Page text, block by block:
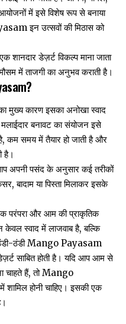
आयोजनों में इसे विशेष रूप से बनाया
इन उत्सवों की मिठास को
शानदार डेज़र्ट विकल्प माना जाता
में ताजगी का अनुभव कराती है।
मुख्य कारण इसका अनोखा स्वाद
बनावट का संयोजन इसे
कम समय में तैयार हो जाती है और
है।
अपनी पसंद के अनुसार कई तरीकों
बादाम या पिस्ता मिलाकर इसके
परंपरा और आम की प्राकृतिक
केवल स्वाद में लाजवाब है, बल्कि
ठंडी-ठंडी Mango Payasam
साबित होती है। यदि आप आम से
चाहते हैं, तो Mango
होनी चाहिए। इसकी एक